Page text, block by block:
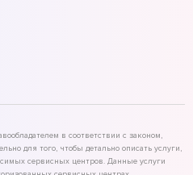
в соответствии с законом,
для того, чтобы детально описать услуги,
сервисных центров. Данные услуги